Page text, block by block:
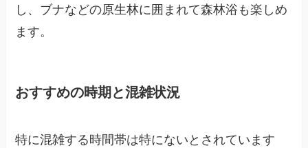
し、ブナなどの原生林に囲まれて森林浴も楽しめ
ます。
おすすめの時期と混雑状況
特に混雑する時間帯は特にないとされています